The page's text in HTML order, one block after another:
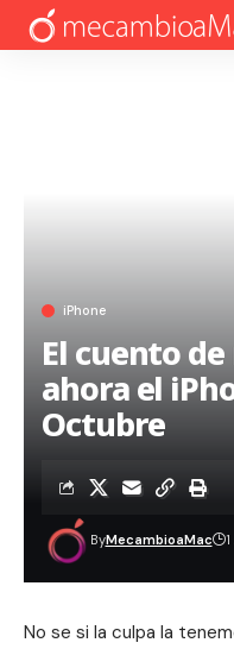
iPhone
El cuento
ahora el
Octubre
ByMecambioaMac
No se si la culpa la